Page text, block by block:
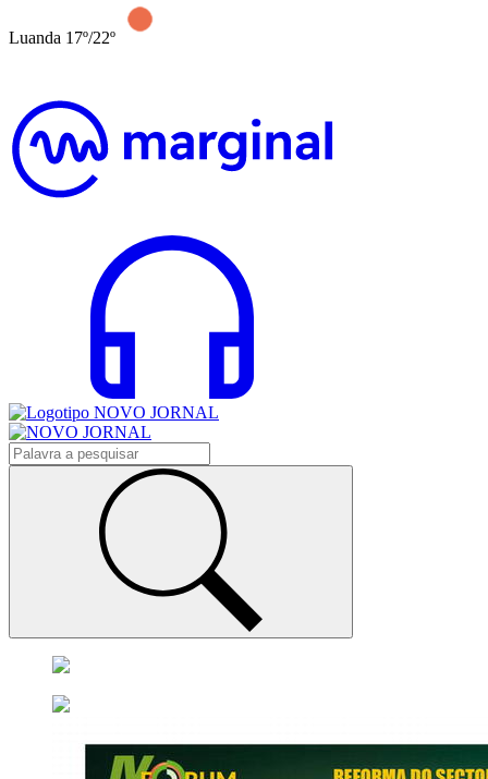
Luanda 17º/22º